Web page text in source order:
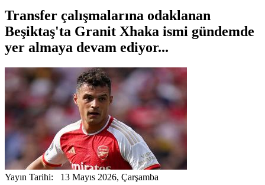
Transfer çalışmalarına odaklanan
Beşiktaş'ta Granit Xhaka ismi gündemde
yer almaya devam ediyor...
Yayın Tarihi: 13 Mayıs 2026, Çarşamba